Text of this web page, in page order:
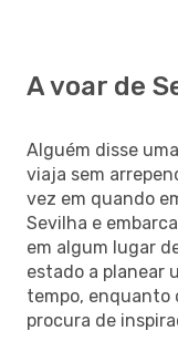
A voar de
Alguém disse
viaja sem
vez em quando
Sevilha e
em algum lugar
estado a planear
tempo, enquanto
procura de